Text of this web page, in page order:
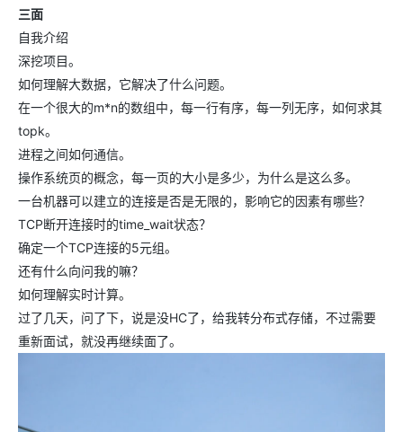
三面
自我介绍
深挖项目。
如何理解大数据，它解决了什么问题。
在一个很大的m*n的数组中，每一行有序，每一列无序，如何求其
topk。
进程之间如何通信。
操作系统页的概念，每一页的大小是多少，为什么是这么多。
一台机器可以建立的连接是否是无限的，影响它的因素有哪些？
TCP断开连接时的time_wait状态？
确定一个TCP连接的5元组。
还有什么向问我的嘛？
如何理解实时计算。
过了几天，问了下，说是没HC了，给我转分布式存储，不过需要
重新面试，就没再继续面了。